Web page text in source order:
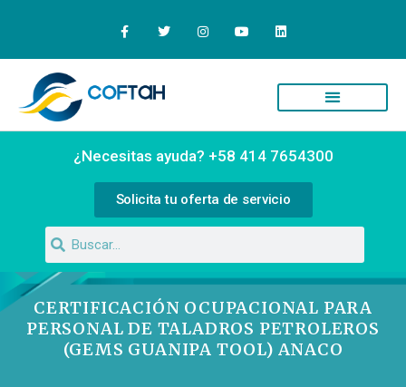
¿Necesitas ayuda? +58 414 7654300
Solicita tu oferta de servicio
CERTIFICACIÓN OCUPACIONAL PARA
PERSONAL DE TALADROS PETROLEROS
(GEMS GUANIPA TOOL) ANACO